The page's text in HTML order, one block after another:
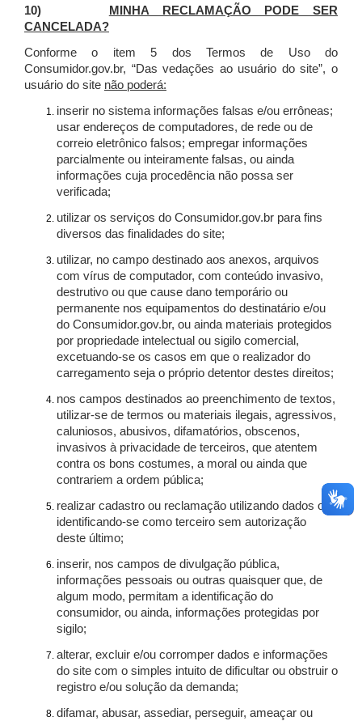
10)
MINHA RECLAMAÇÃO PODE SER
CANCELADA?
Conforme o item 5 dos Termos de Uso do
Consumidor.gov.br, “Das vedações ao usuário do site”, o
usuário do site não poderá:
inserir no sistema informações falsas e/ou errôneas;
usar endereços de computadores, de rede ou de
correio eletrônico falsos; empregar informações
parcialmente ou inteiramente falsas, ou ainda
informações cuja procedência não possa ser
verificada;
utilizar os serviços do Consumidor.gov.br para fins
diversos das finalidades do site;
utilizar, no campo destinado aos anexos, arquivos
com vírus de computador, com conteúdo invasivo,
destrutivo ou que cause dano temporário ou
permanente nos equipamentos do destinatário e/ou
do Consumidor.gov.br, ou ainda materiais protegidos
por propriedade intelectual ou sigilo comercial,
excetuando-se os casos em que o realizador do
carregamento seja o próprio detentor destes direitos;
nos campos destinados ao preenchimento de textos,
utilizar-se de termos ou materiais ilegais, agressivos,
caluniosos, abusivos, difamatórios, obscenos,
invasivos à privacidade de terceiros, que atentem
contra os bons costumes, a moral ou ainda que
contrariem a ordem pública;
realizar cadastro ou reclamação utilizando dados ou
identificando-se como terceiro sem autorização
deste último;
inserir, nos campos de divulgação pública,
informações pessoais ou outras quaisquer que, de
algum modo, permitam a identificação do
consumidor, ou ainda, informações protegidas por
sigilo;
alterar, excluir e/ou corromper dados e informações
do site com o simples intuito de dificultar ou obstruir o
registro e/ou solução da demanda;
difamar, abusar, assediar, perseguir, ameaçar ou